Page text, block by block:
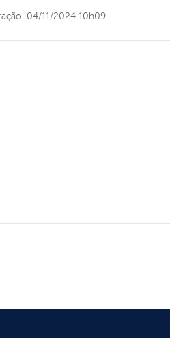
04/11/2024 10h09